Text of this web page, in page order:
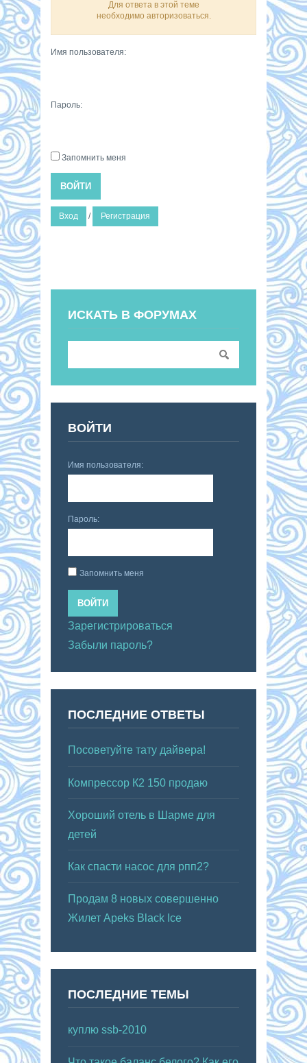
Для ответа в этой теме
необходимо авторизоваться.
Имя пользователя:
Пароль:
Запомнить меня
ВОЙТИ
Вход / Регистрация
ИСКАТЬ В ФОРУМАХ
ВОЙТИ
Имя пользователя:
Пароль:
Запомнить меня
ВОЙТИ
Зарегистрироваться
Забыли пароль?
ПОСЛЕДНИЕ ОТВЕТЫ
Посоветуйте тату дайвера!
Компрессор К2 150 продаю
Хороший отель в Шарме для
детей
Как спасти насос для рпп2?
Продам 8 новых совершенно
Жилет Apeks Black Ice
ПОСЛЕДНИЕ ТЕМЫ
куплю ssb-2010